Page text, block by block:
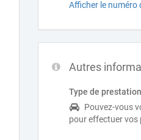
Afficher le numéro
Autres
Type de
Pouvez-vous
pour effectuer vos